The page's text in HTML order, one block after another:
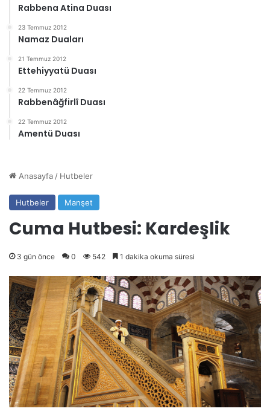
Rabbena Atina Duası
23 Temmuz 2012
Namaz Duaları
21 Temmuz 2012
Ettehiyyatü Duası
22 Temmuz 2012
Rabbenâğfirlî Duası
22 Temmuz 2012
Amentü Duası